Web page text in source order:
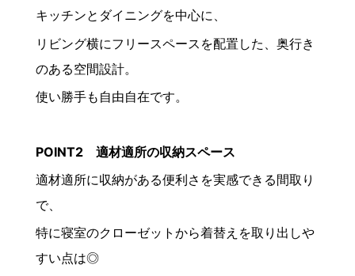
キッチンとダイニングを中心に、
リビング横にフリースペースを配置した、奥行き
のある空間設計。
使い勝手も自由自在です。
POINT2 適材適所の収納スペース
適材適所に収納がある便利さを実感できる間取り
で、
特に寝室のクローゼットから着替えを取り出しや
すい点は◎